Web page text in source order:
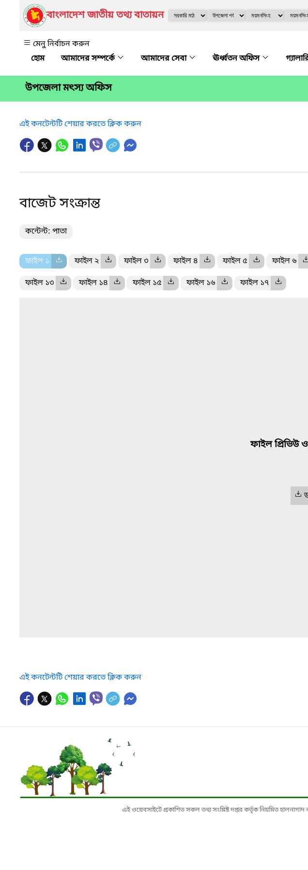
বাংলাদেশ জাতীয় তথ্য বাতায়ন
মেনু নির্বাচন করুন
আমাদের সম্পর্কে
আমাদের সেবা ঊর্ধ্বতন অফিস
উপজেলা মৎস্য অফিস
এই কনটেন্টটি শেয়ার করতে ক্লিক করুন
বাজেট সংক্রান্ত
কন্টেন্ট: পাতা
ফাইল ১ ফাইল ২ ফাইল ৩ ফাইল ৪ ফাইল ৫ ফাইল ৬
ফাইল ১৩ ফাইল ১৪ ফাইল ১৫ ফাইল ১৬ ফাইল ১৭
ফাইল প্রিভিউ
এই কনটেন্টটি শেয়ার করতে ক্লিক করুন
এই ওয়েবসাইটে প্রকাশিত সকল তথ্য সংশ্লিষ্ট দপ্তর কর্তৃক নিয়মিত হালনাগাদ